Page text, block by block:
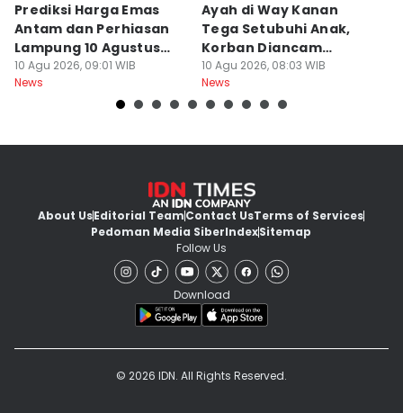
Prediksi Harga Emas
Antam dan Perhiasan
Lampung 10 Agustus
2026
10 Agu 2026, 09:01 WIB
News
Ayah di Way Kanan
Tega Setubuhi Anak,
Korban Diancam
Dibunuh
10 Agu 2026, 08:03 WIB
News
About UsEditorial TeamContact UsTerms of Services
Pedoman Media SiberIndexSitemap
Follow Us
Download
© 2026 IDN. All Rights Reserved.